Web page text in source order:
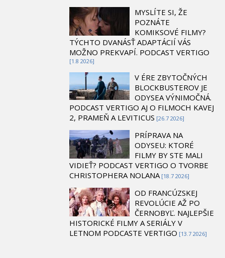
MYSLÍTE SI, ŽE
POZNÁTE
KOMIKSOVÉ FILMY?
TÝCHTO DVANÁSŤ ADAPTÁCIÍ VÁS
MOŽNO PREKVAPÍ. PODCAST VERTIGO
[1.8 2026]
V ÉRE ZBYTOČNÝCH
BLOCKBUSTEROV JE
ODYSEA VÝNIMOČNÁ.
PODCAST VERTIGO AJ O FILMOCH KAVEJ
2, PRAMEŇ A LEVITICUS [26.7 2026]
PRÍPRAVA NA
ODYSEU: KTORÉ
FILMY BY STE MALI
VIDIEŤ? PODCAST VERTIGO O TVORBE
CHRISTOPHERA NOLANA [18.7 2026]
OD FRANCÚZSKEJ
REVOLÚCIE AŽ PO
ČERNOBYĽ. NAJLEPŠIE
HISTORICKÉ FILMY A SERIÁLY V
LETNOM PODCASTE VERTIGO [13.7 2026]